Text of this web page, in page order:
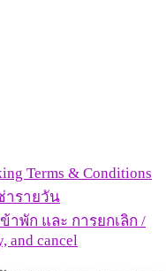
Terms & Conditions
ารายวัน
าพัก และ การยกเลิก /
and cancel